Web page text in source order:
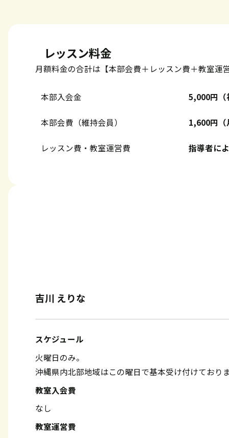
レッスン料金
月額料金の合計は【本部会費＋レッスン費＋教室運
本部入会金 5,000円（
本部会費（維持会員） 1,600円（
レッスン費・教室運営費 指導者に
吉川 えりな
スケジュール
火曜日のみ。
沖縄県内北部地域はこの曜日で基本受け付けており
教室入会費
なし
教室運営費